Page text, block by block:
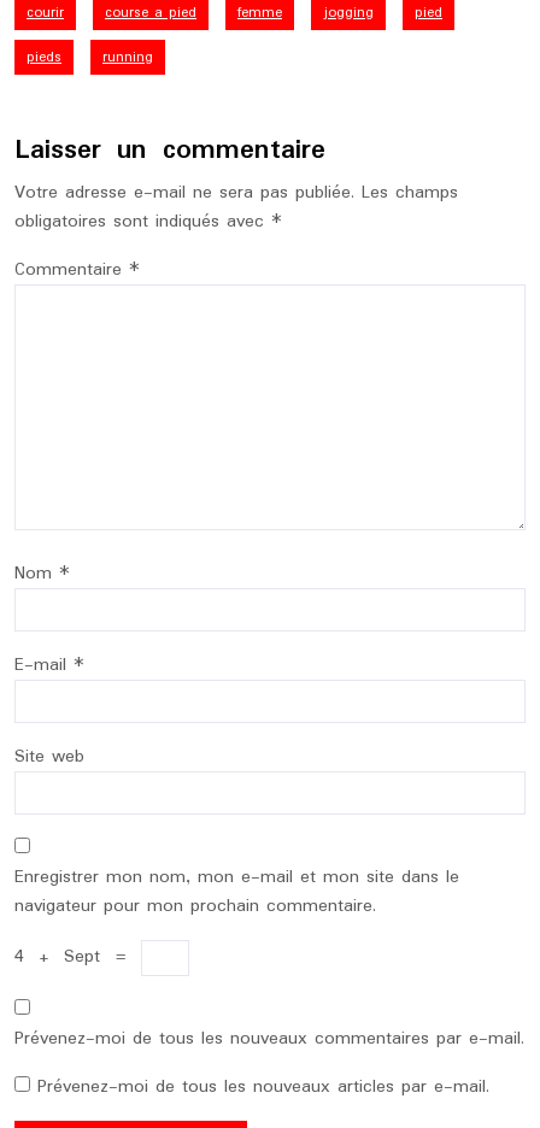
courir course a pied femme jogging
pied
pieds
running
Laisser un commentaire
Votre adresse e-mail ne sera pas publiée. Les champs
obligatoires sont indiqués avec *
Commentaire *
Nom *
E-mail *
Site web
Enregistrer mon nom, mon e-mail et mon site dans le
navigateur pour mon prochain commentaire.
4 + Sept =
Prévenez-moi de tous les nouveaux commentaires par e-mail.
Prévenez-moi de tous les nouveaux articles par e-mail.